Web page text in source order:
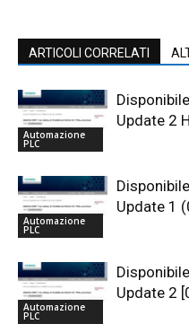
ARTICOLI CORRELATI
Automazione
PLC
Update 2
Automazione
PLC
Update 1
Automazione
PLC
Update 2